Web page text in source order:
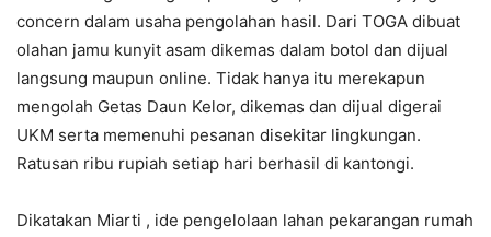
concern dalam usaha pengolahan hasil. Dari TOGA dibuat
olahan jamu kunyit asam dikemas dalam botol dan dijual
langsung maupun online. Tidak hanya itu merekapun
mengolah Getas Daun Kelor, dikemas dan dijual digerai
UKM serta memenuhi pesanan disekitar lingkungan.
Ratusan ribu rupiah setiap hari berhasil di kantongi.
Dikatakan Miarti , ide pengelolaan lahan pekarangan rumah